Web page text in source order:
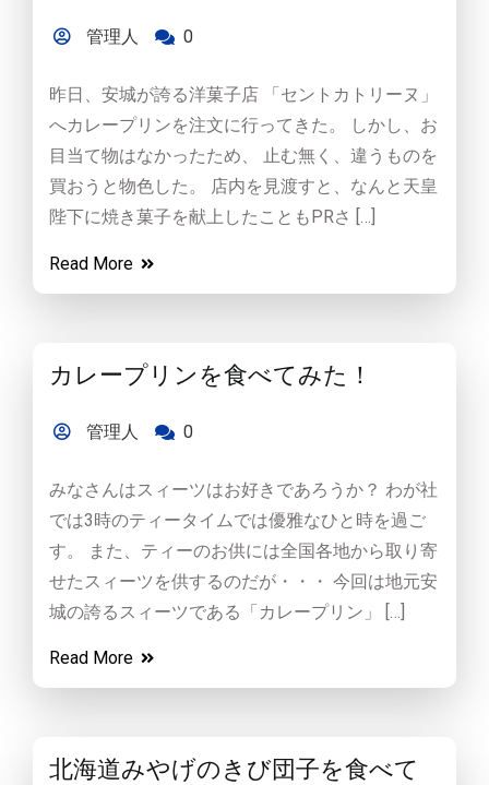
管理人 0
昨日、安城が誇る洋菓子店 「セントカトリーヌ」
へカレープリンを注文に行ってきた。 しかし、お
目当て物はなかったため、 止む無く、違うものを
買おうと物色した。 店内を見渡すと、なんと天皇
陛下に焼き菓子を献上したこともPRさ […]
Read More
カレープリンを食べてみた！
管理人 0
みなさんはスィーツはお好きであろうか？ わが社
では3時のティータイムでは優雅なひと時を過ご
す。 また、ティーのお供には全国各地から取り寄
せたスィーツを供するのだが・・・ 今回は地元安
城の誇るスィーツである「カレープリン」 […]
Read More
北海道みやげのきび団子を食べて